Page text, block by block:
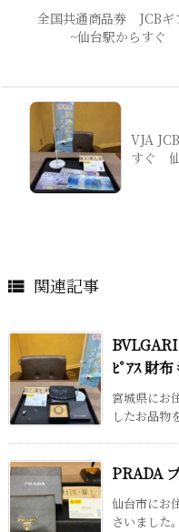
全国共通商品券 JCB
~仙台駅からすぐ
VJA
すぐ
 関連記事
ﾋﾟｱｽ 財
宮城県にお
したお品物
PRADA
仙台市にお
さいました